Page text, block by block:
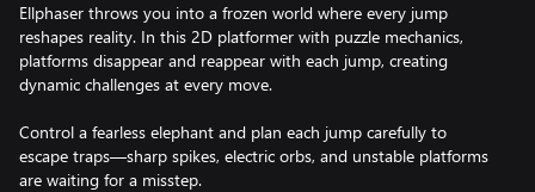
Ellphaser throws you into a frozen world where every jump
reshapes reality. In this 2D platformer with puzzle mechanics,
platforms disappear and reappear with each jump, creating
dynamic challenges at every move.
Control a fearless elephant and plan each jump carefully to
escape traps—sharp spikes, electric orbs, and unstable platforms
are waiting for a misstep.